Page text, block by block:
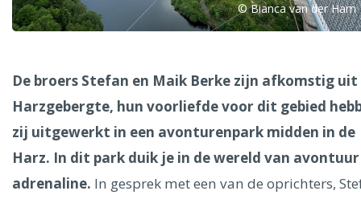
Dresden
Ålesund
© Bianca van der Ham
De broers Stefan en Maik Berke zijn afkomstig
Harzgebergte, hun voorliefde voor dit gebied
zij uitgewerkt in een avonturenpark midden in de
Harz. In dit park duik je in de wereld van
adrenaline. In gesprek met een van de oprichters,